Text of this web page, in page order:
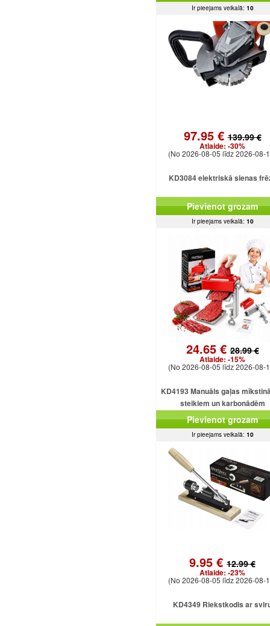
Ir pieejams veikalā: 10
97.95 €139.99 €
Atlaide: -30%
(No 2026-08-05 līdz 2026-08-
KD3084 elektriskā sienas
Pievienot grozam
Ir pieejams veikalā: 10
24.65 €28.99 €
Atlaide: -15%
(No 2026-08-05 līdz 2026-08-
KD4193 Manuāls gaļas
steikiem un karbonādēm
Pievienot grozam
Ir pieejams veikalā: 10
9.95 € 12.99 €
Atlaide: -23%
(No 2026-08-05 līdz 2026-08-
KD4349 Riekstkodis ar